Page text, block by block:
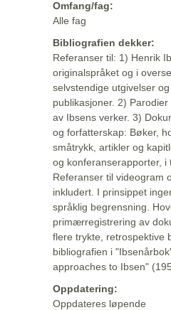
Omfang/fag:
Alle fag
Bibliografien dekker:
Referanser til: 1) Henrik
originalspråket og i
selvstendige utgivelser
publikasjoner. 2)
av Ibsens verker. 3)
og forfatterskap: Bøker,
småtrykk, artikler og
og konferanserapporter, i
Referanser til videogram
inkludert. I prinsippet
språklig begrensning.
primærregistrering av
flere trykte, retrospektive
bibliografien i
approaches to Ibsen"
Oppdatering:
Oppdateres løpende